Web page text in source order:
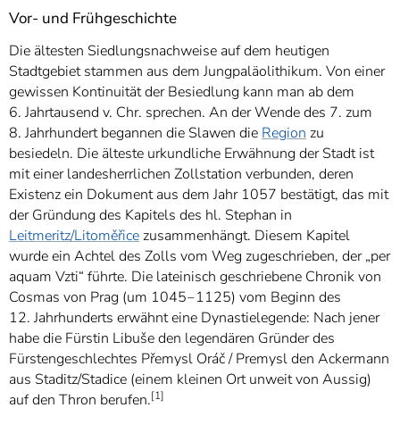
Vor- und Frühgeschichte
Die ältesten Siedlungsnachweise auf dem heutigen
Stadtgebiet stammen aus dem Jungpaläolithikum. Von einer
gewissen Kontinuität der Besiedlung kann man ab dem
6. Jahrtausend v. Chr. sprechen. An der Wende des 7. zum
8. Jahrhundert begannen die Slawen die Region zu
besiedeln. Die älteste urkundliche Erwähnung der Stadt ist
mit einer landesherrlichen Zollstation verbunden, deren
Existenz ein Dokument aus dem Jahr 1057 bestätigt, das mit
der Gründung des Kapitels des hl. Stephan in
Leitmeritz/Litoměřice zusammenhängt. Diesem Kapitel
wurde ein Achtel des Zolls vom Weg zugeschrieben, der „per
aquam Vzti“ führte. Die lateinisch geschriebene Chronik von
Cosmas von Prag (um 1045‒1125) vom Beginn des
12. Jahrhunderts erwähnt eine Dynastielegende: Nach jener
habe die Fürstin Libuše den legendären Gründer des
Fürstengeschlechtes Přemysl Oráč / Premysl den Ackermann
aus Staditz/Stadice (einem kleinen Ort unweit von Aussig)
auf den Thron berufen.[1]